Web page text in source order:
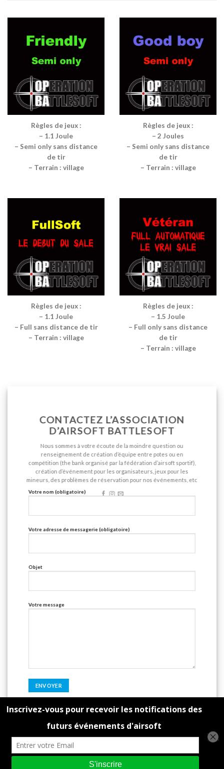
Règles de jeux :
– 1.1 Joule
– Semi only sans distance
de tir
– Terrain : village
Règles de jeux :
– 2 Joules
– Semi only sans distance
de tir
– Terrain : village
Règles de jeux :
– 1.1 Joule
– Full sans distance de tir
– Terrain : village
Règles de jeux :
– 1.5 Joule
– Full only sans distance
de tir
– Terrain : village
CONTACTEZ L’ASSOCIATION
D’AIRSOFT BATTLESOFT
Nous sommes à votre écoute de la moindre question ou
renseignement de création d’équipe entre potes ou en
compétition (the bank organisé par la fédération d’airsoft sportif),
création d’événement pour les organisateurs, jeux pour les
mineurs, des problèmes de réservation pour nos événements, etc
Votre nom (obligatoire)
Votre adresse de messagerie (obligatoire)
Objet
Votre message
Copyright 2026 ©Opération Battlesoft